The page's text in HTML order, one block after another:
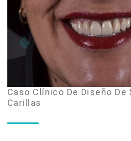
Caso Clínico De Diseño De
Carillas